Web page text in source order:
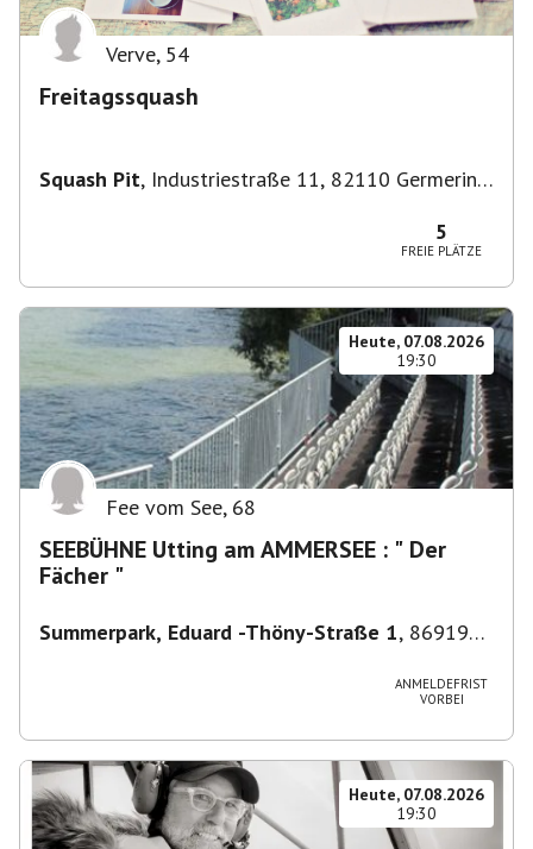
Verve, 54
Freitagssquash
Squash Pit, Industriestraße 11, 82110 Germering,
5
FREIE PLÄTZE
Heute, 07.08.2026
19:30
Fee vom See, 68
SEEBÜHNE Utting am AMMERSEE : " Der
Fächer "
Summerpark, Eduard -Thöny-Straße 1, 86919
ANMELDEFRIST
VORBEI
Heute, 07.08.2026
19:30